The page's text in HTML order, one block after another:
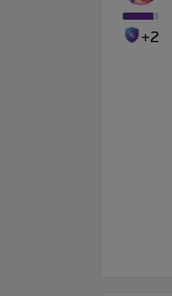
+2